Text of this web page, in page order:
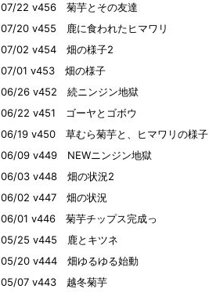
07/22 v456 菊芋とその友達
07/20 v455 鹿に食われたヒマワリ
07/02 v454 畑の様子2
07/01 v453 畑の様子
06/26 v452 続ニンジン地獄
06/22 v451 ゴーヤとゴボウ
06/19 v450 草むら菊芋と、ヒマワリの様子
06/09 v449 NEWニンジン地獄
06/03 v448 畑の状況2
06/02 v447 畑の状況
06/01 v446 菊芋チップス完成っ
05/25 v445 鹿とキツネ
05/20 v444 畑ゆるゆる始動
05/07 v443 越冬菊芋